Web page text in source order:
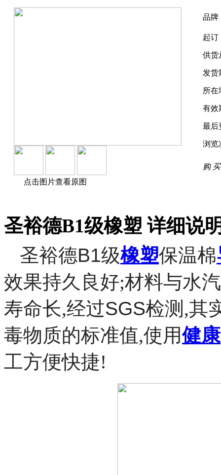
点击图片查看原图
品牌
起订
供货
发货
所在
有效
最后
浏览
购 买
圣裕德B1级橡塑 详细说
圣裕德B1级橡塑保温棉
效果持久良好;材料与水
寿命长,经过SGS检测,其
毒物质的标准值,使用健康
工方便快捷!